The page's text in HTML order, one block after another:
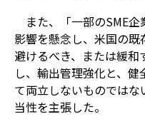
また、「一部のSME
影響を懸念し、米国の
避けるべき、または緩
し、輸出管理強化と、
て両立しないものでは
当性を主張した。